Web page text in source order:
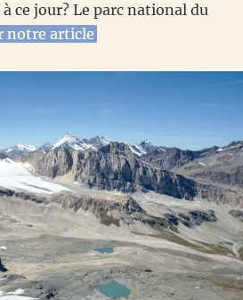
ce jour? Le parc national du
notre article